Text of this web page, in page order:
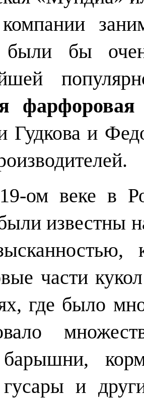
были бы
фарфоровая
Гудкова и
ом веке в
известны
части
где было
и